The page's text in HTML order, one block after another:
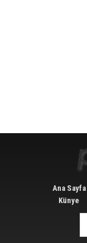
Ana Sayfa
Künye